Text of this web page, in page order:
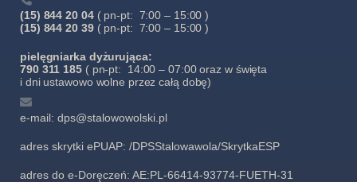
(15) 844 20 04 ( pn-pt: 7:00 – 15:00 )
(15) 844 20 39( pn-pt: 7:00 – 15:00 )
pielęgniarka dyżurująca:
790 311 185( pn-pt: 14:00 – 07:00 oraz w święta
i dni ustawowo wolne przez całą dobę)
e-mail: dps@stalowowolski.pl
adres skrytki ePUAP: /DPSStalowawola/SkrytkaESP
adres do e-Doręczeń: AE:PL-66414-93774-FUETH-31